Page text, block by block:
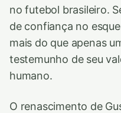
no futebol brasileiro.
de confiança no
mais do que apenas
testemunho de seu
humano.
O renascimento de